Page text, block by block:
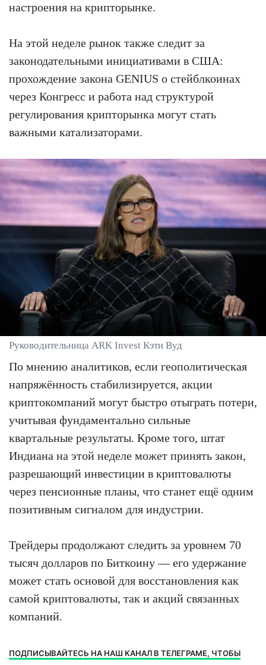
настроения на крипторынке.
На этой неделе рынок также следит за
законодательными инициативами в США:
прохождение закона GENIUS о стейблкоинах
через Конгресс и работа над структурой
регулирования крипторынка могут стать
важными катализаторами.
Руководительница ARK Invest Кэти Вуд
По мнению аналитиков, если геополитическая
напряжённость стабилизируется, акции
криптокомпаний могут быстро отыграть потери,
учитывая фундаментально сильные
квартальные результаты. Кроме того, штат
Индиана на этой неделе может принять закон,
разрешающий инвестиции в криптовалюты
через пенсионные планы, что станет ещё одним
позитивным сигналом для индустрии.
Трейдеры продолжают следить за уровнем 70
тысяч долларов по Биткоину — его удержание
может стать основой для восстановления как
самой криптовалюты, так и акций связанных
компаний.
ПОДПИСЫВАЙТЕСЬ НА НАШ КАНАЛ В ТЕЛЕГРАМЕ, ЧТОБЫ